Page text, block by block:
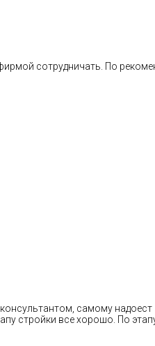
сотрудничать. По
самому
стройки все хорошо. По